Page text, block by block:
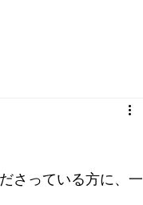
さっている方に、一